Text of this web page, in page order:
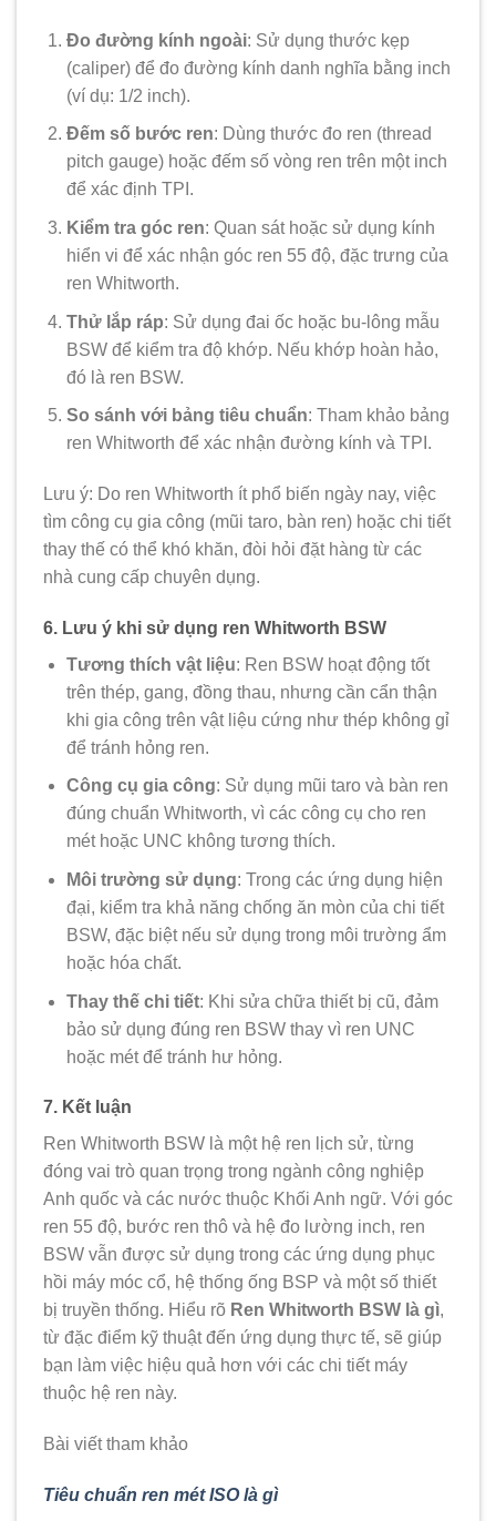
Đo đường kính ngoài: Sử dụng thước kẹp
(caliper) để đo đường kính danh nghĩa bằng inch
(ví dụ: 1/2 inch).
Đếm số bước ren: Dùng thước đo ren (thread
pitch gauge) hoặc đếm số vòng ren trên một inch
để xác định TPI.
Kiểm tra góc ren: Quan sát hoặc sử dụng kính
hiển vi để xác nhận góc ren 55 độ, đặc trưng của
ren Whitworth.
Thử lắp ráp: Sử dụng đai ốc hoặc bu-lông mẫu
BSW để kiểm tra độ khớp. Nếu khớp hoàn hảo,
đó là ren BSW.
So sánh với bảng tiêu chuẩn: Tham khảo bảng
ren Whitworth để xác nhận đường kính và TPI.
Lưu ý: Do ren Whitworth ít phổ biến ngày nay, việc
tìm công cụ gia công (mũi taro, bàn ren) hoặc chi tiết
thay thế có thể khó khăn, đòi hỏi đặt hàng từ các
nhà cung cấp chuyên dụng.
6. Lưu ý khi sử dụng ren Whitworth BSW
Tương thích vật liệu: Ren BSW hoạt động tốt
trên thép, gang, đồng thau, nhưng cần cẩn thận
khi gia công trên vật liệu cứng như thép không gỉ
để tránh hỏng ren.
Công cụ gia công: Sử dụng mũi taro và bàn ren
đúng chuẩn Whitworth, vì các công cụ cho ren
mét hoặc UNC không tương thích.
Môi trường sử dụng: Trong các ứng dụng hiện
đại, kiểm tra khả năng chống ăn mòn của chi tiết
BSW, đặc biệt nếu sử dụng trong môi trường ẩm
hoặc hóa chất.
Thay thế chi tiết: Khi sửa chữa thiết bị cũ, đảm
bảo sử dụng đúng ren BSW thay vì ren UNC
hoặc mét để tránh hư hỏng.
7. Kết luận
Ren Whitworth BSW là một hệ ren lịch sử, từng
đóng vai trò quan trọng trong ngành công nghiệp
Anh quốc và các nước thuộc Khối Anh ngữ. Với góc
ren 55 độ, bước ren thô và hệ đo lường inch, ren
BSW vẫn được sử dụng trong các ứng dụng phục
hồi máy móc cổ, hệ thống ống BSP và một số thiết
bị truyền thống. Hiểu rõ Ren Whitworth BSW là gì,
từ đặc điểm kỹ thuật đến ứng dụng thực tế, sẽ giúp
bạn làm việc hiệu quả hơn với các chi tiết máy
thuộc hệ ren này.
Bài viết tham khảo
Tiêu chuẩn ren mét ISO là gì